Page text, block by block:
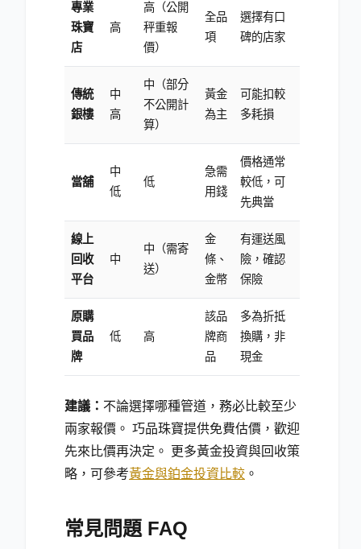
專業
珠寶
店
高
高（公開
秤重報
價）
全品
項
選擇有口
碑的店家
傳統
銀樓
中
高
中（部分
不公開計
算）
黃金
為主
可能扣較
多耗損
當舖
中
低
低
急需
用錢
價格通常
較低，可
先典當
線上
回收
平台
中
中（需寄
送）
金
條、
金幣
有運送風
險，確認
保險
原購
買品
牌
低 高
該品
牌商
品
多為折抵
換購，非
現金
建議： 不論選擇哪種管道，務必比較至少
兩家報價。 巧品珠寶提供免費估價，歡迎
先來比價再決定。 更多黃金投資與回收策
略，可參考黃金與鉑金投資比較 。
常見問題 FAQ